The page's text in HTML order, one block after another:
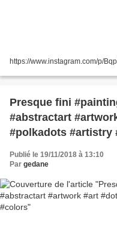
https://www.instagram.com/p/
Presque fini #painting #arte #ink #abstract
#abstractart
#polkadots #artistry
Publié le 19/11/2018 à 13:10
Par gedane